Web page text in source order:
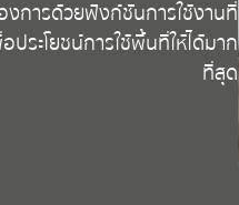
งการด้วยฟังก์ชันการใช้งานที่
ระโยชน์การใช้พื้นที่ให้ได้มาก
ที่สุด